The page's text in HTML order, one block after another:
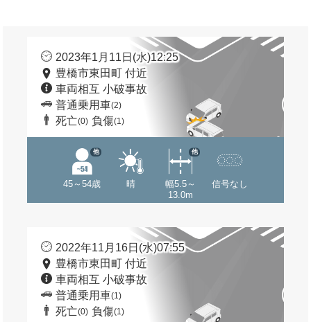
2023年1月11日(水)12:25
豊橋市東田町 付近
車両相互 小破事故
普通乗用車(2)
死亡(0) 負傷(1)
45～54歳
他
晴
幅5.5～
13.0m
他
信号なし
2022年11月16日(水)07:55
豊橋市東田町 付近
車両相互 小破事故
普通乗用車(1)
死亡(0) 負傷(1)